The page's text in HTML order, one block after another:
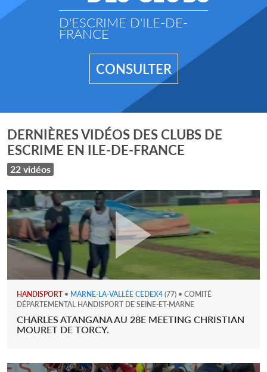
D'ESCRIME D'ILE-DE-
FRANCE
CONSULTER
DERNIÈRES VIDÉOS DES CLUBS DE
ESCRIME EN ILE-DE-FRANCE
22 vidéos
HANDISPORT • MARNE-LA-VALLÉE CEDEX4 (77) • COMITÉ
DÉPARTEMENTAL HANDISPORT DE SEINE-ET-MARNE
CHARLES ATANGANA AU 28E MEETING CHRISTIAN
MOURET DE TORCY.